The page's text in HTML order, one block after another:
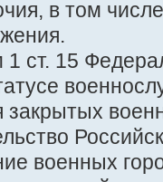
в том
1 ст. 15
закрытых
военных